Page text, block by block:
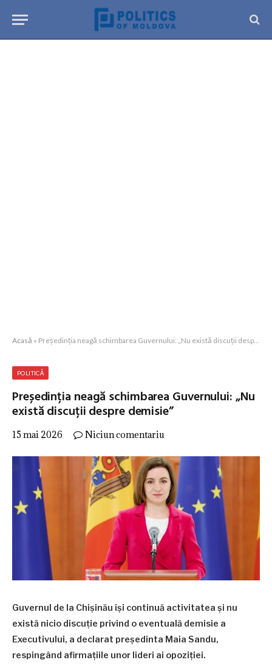
Acasă » Președinția neagă schimbarea Guvernului: „Nu există discuții despre demisie”
POLITICĂ
Președinția neagă schimbarea Guvernului: „Nu
există discuții despre demisie”
15 mai 2026 Niciun comentariu
Guvernul de la Chișinău își continuă activitatea și nu
există nicio discuție privind o eventuală demisie a
Executivului, a declarat președinta Maia Sandu,
respingând afirmațiile unor lideri ai opoziției.